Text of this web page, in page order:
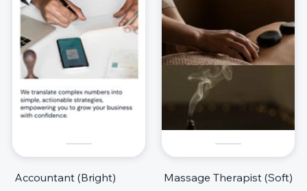
Accountant (Bright) Massage Therapist (Soft)